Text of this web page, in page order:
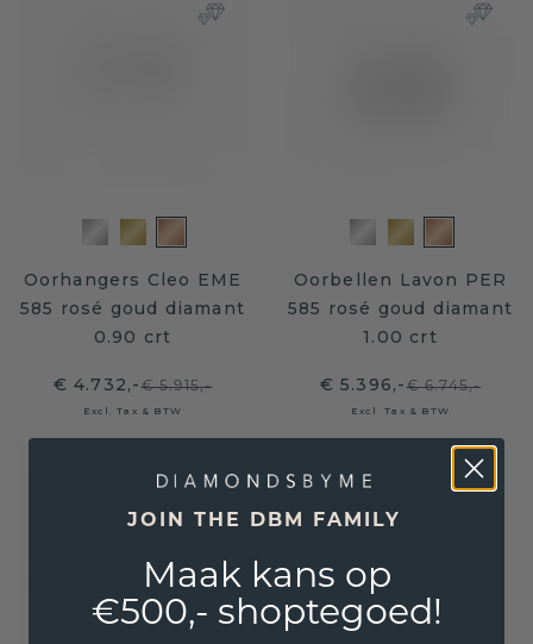
Oorhangers Cleo EME
585 rosé goud diamant
0.90 crt
€ 4.732,-€ 5.915,-
Excl. Tax & BTW
Oorbellen Lavon PER
585 rosé goud diamant
1.00 crt
€ 5.396,-€ 6.745,-
Excl. Tax & BTW
JOIN THE DBM FAMILY
Maak kans op
€500,- shoptegoed!